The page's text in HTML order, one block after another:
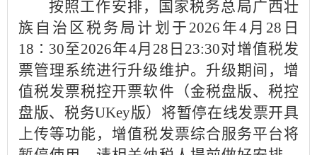
按照工作安排，国家税务总局广西壮
族自治区税务局计划 于 2026 年4月 28 日
18∶30至2026年4月 28 日 23:30对增值税发
票管理系统进行升级维护。 升级期间， 增
值税发票税控开票软件（金税盘版、税控
盘版、税务UKey版）将暂停在线发票开具
上传等功能， 增值税发票综合服务平台将